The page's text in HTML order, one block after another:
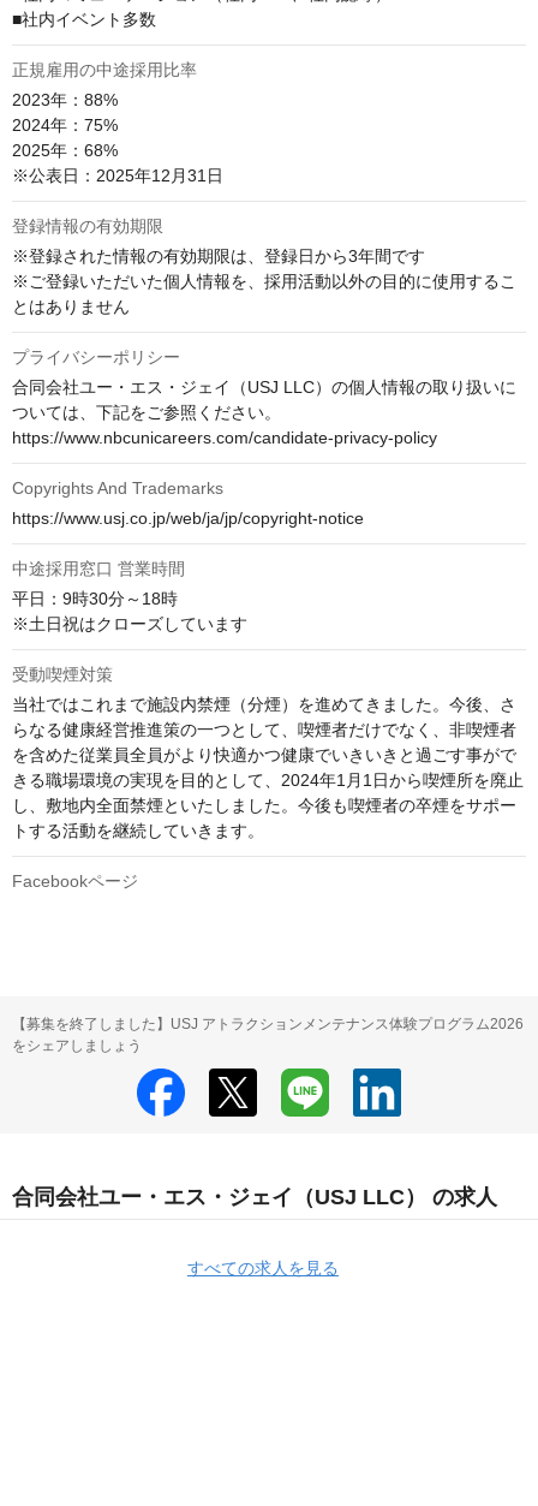
■社内イベント多数
正規雇用の中途採用比率
2023年：88%
2024年：75%
2025年：68%
※公表日：2025年12月31日
登録情報の有効期限
※登録された情報の有効期限は、登録日から3年間です
※ご登録いただいた個人情報を、採用活動以外の目的に使用するこ
とはありません
プライバシーポリシー
合同会社ユー・エス・ジェイ（USJ LLC）の個人情報の取り扱いに
ついては、下記をご参照ください。
https://www.nbcunicareers.com/candidate-privacy-policy
Copyrights And Trademarks
https://www.usj.co.jp/web/ja/jp/copyright-notice
中途採用窓口 営業時間
平日：9時30分～18時
※土日祝はクローズしています
受動喫煙対策
当社ではこれまで施設内禁煙（分煙）を進めてきました。今後、さ
らなる健康経営推進策の一つとして、喫煙者だけでなく、非喫煙者
を含めた従業員全員がより快適かつ健康でいきいきと過ごす事がで
きる職場環境の実現を目的として、2024年1月1日から喫煙所を廃止
し、敷地内全面禁煙といたしました。今後も喫煙者の卒煙をサポー
トする活動を継続していきます。
Facebookページ
【募集を終了しました】USJ アトラクションメンテナンス体験プログラム2026
をシェアしましょう
合同会社ユー・エス・ジェイ（USJ LLC） の求人
すべての求人を見る